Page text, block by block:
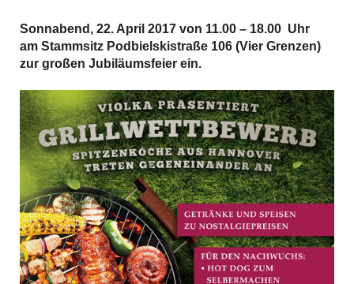
Sonnabend, 22. April 2017 von 11.00 – 18.00 Uhr
am Stammsitz Podbielskistraße 106 (Vier Grenzen)
zur großen Jubiläumsfeier ein.